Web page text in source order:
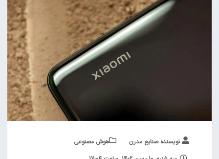
نویسنده صنایع مدرن
هوش مصنوعی